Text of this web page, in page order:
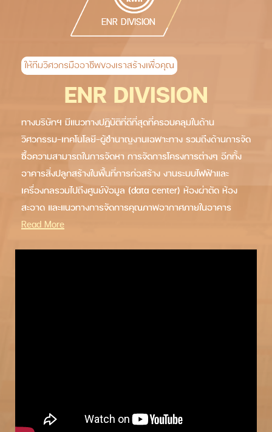
ENR DIVISION
ให้ทีมวิศวกรมืออาชีพของเราสร้างเพื่อคุณ
ENR DIVISION
ทางบริษัทฯ มีแนวทางปฏิบัติที่ดีที่สุดที่ครอบคลุมในด้าน
วิศวกรรม-เทคโนโลยี-ผู้ชำนาญงานเฉพาะทาง รวมถึงด้านการจัด
ซื้อความสามารถในการจัดหา การจัดการโครงการต่างๆ อีกทั้ง
อาคารสิ่งปลูกสร้างในพื้นที่การก่อสร้าง งานระบบไฟฟ้าและ
เครื่องกลรวมไปถึงศูนย์ข้อมูล (data center) ห้องผ่าตัด ห้อง
สะอาด และแนวทางการจัดการคุณภาพอากาศภายในอาคาร
Read More